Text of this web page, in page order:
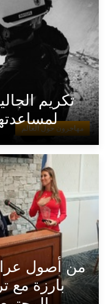
مهاجرون حول العالم
تكريم
من أصول
بارزة